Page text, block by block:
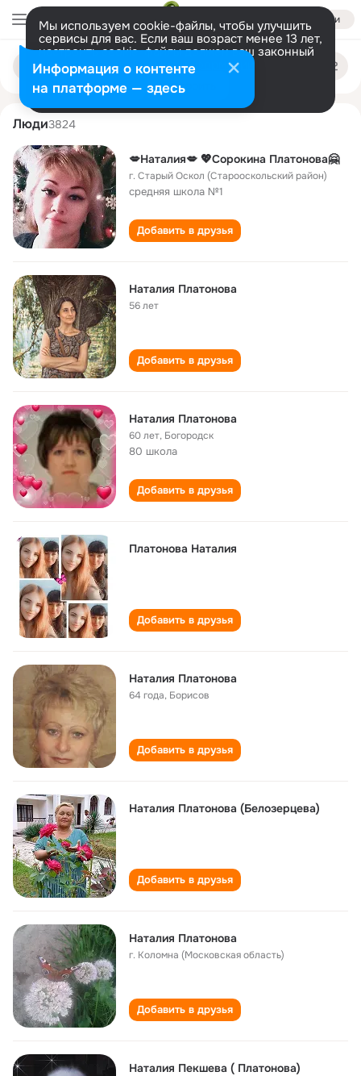
Войти
Мы используем cookie-файлы, чтобы улучшить
сервисы для вас. Если ваш возраст менее 13 лет,
настроить cookie-файлы должен ваш законный
представитель. Больше информации
Разрешить все Настроить
Поиск
людям
nataliya platonova
Люди3824
💋Наталия💋 💖Сорокина Платонова🤗
г. Старый Оскол (Старооскольский район)
средняя школа №1
Добавить в друзья
Наталия Платонова
56 лет
Добавить в друзья
Наталия Платонова
60 лет, Богородск
80 школа
Добавить в друзья
Платонова Наталия
Добавить в друзья
Наталия Платонова
64 года, Борисов
Добавить в друзья
Наталия Платонова (Белозерцева)
Добавить в друзья
Наталия Платонова
г. Коломна (Московская область)
Добавить в друзья
Наталия Пекшева ( Платонова)
Информация о контенте
на платформе — здесь